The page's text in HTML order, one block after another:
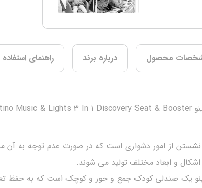
محصول درباره برند راهنمای استفاده
از امور دشواری است که در صورت عدم توجه به آن
و ابعاد مختلف تولید می شوند.